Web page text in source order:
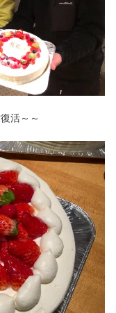
活～～